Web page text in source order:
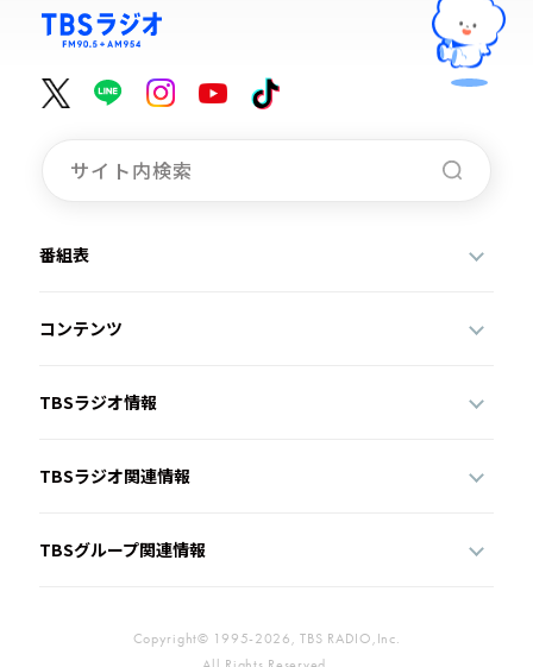
番組表
コンテンツ
TBSラジオ情報
TBSラジオ関連情報
TBSグループ関連情報
Copyright© 1995-2026, TBS RADIO,Inc.